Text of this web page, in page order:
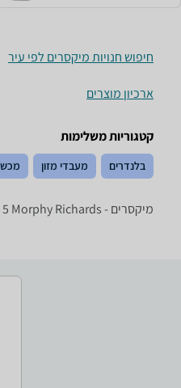
חיפוש חנויות מיקסרים לפי עיר
ארכיון מוצרים
קטגוריות משלימות
בלנדרים מעבדי מזון
מיקסרים - ‏Morphy Richards ‏5 ‏ליטר זקוקים למיקסר? ב-zap השוואת מחירים תמצאו את מבחר המיקסרים הגדול בישראל עם מותגים כמו: KitchenAid, Bosch, Kenwood, Morphy Richards, Sauter ועוד.